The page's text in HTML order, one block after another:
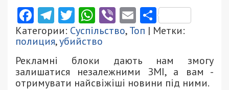
Facebook
Telegram
Twitter
WhatsApp
ViberEmail
Категории: Суспільство,Топ | Метки:
полиция,убийство
Рекламні блоки дають нам змогу
залишатися незалежними ЗМІ, а вам -
отримувати найсвіжіші новини під ними.